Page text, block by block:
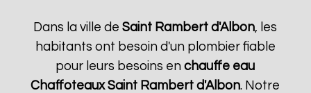
Dans la ville deSaint Rambert d'Albon, les
habitants ont besoin d'un plombier fiable
pour leurs besoins enchauffe eau
Chaffoteaux Saint Rambert d'Albon. Notre